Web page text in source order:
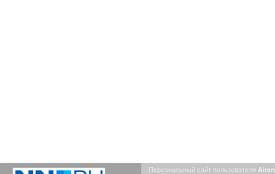
Персональный сайт пользователя